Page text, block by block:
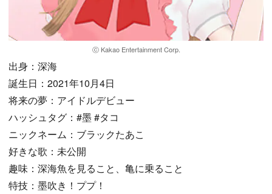
ⓒ Kakao Entertainment Corp.
出身：深海
誕生日：2021年10月4日
将来の夢：アイドルデビュー
ハッシュタグ：#墨 #タコ
ニックネーム：ブラックたあこ
好きな歌：未公開
趣味：深海魚を見ること、亀に乗ること
特技：墨吹き！ププ！